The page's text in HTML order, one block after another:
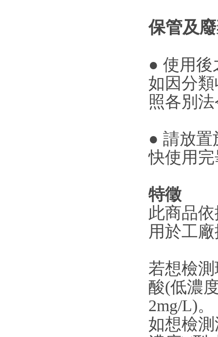
保管及
● 使用
如因分
照各別
● 請放
快使用
特徵
此商品
用於工
若想檢
酸(低濃
2mg/L)。
如想檢